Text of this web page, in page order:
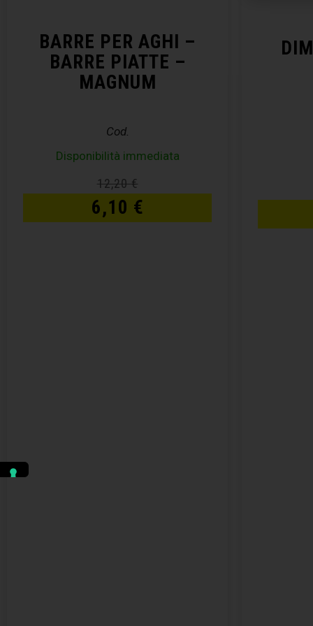
BARRE PER AGHI –
BARRE PIATTE –
MAGNUM
Cod.
Disponibilità immediata
12,20€
6,10 €